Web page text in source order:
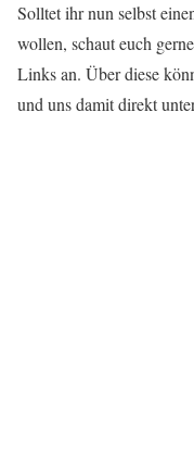
Solltet ihr nun selbst
wollen, schaut euch
Links an. Über diese
und uns damit direkt